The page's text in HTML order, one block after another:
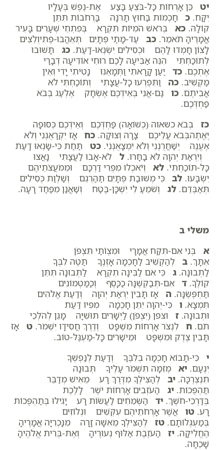
יט כֵּן אָרְחוֹת כָּל-בֹּצֵעַ בָּצַע אֶת-נֶפֶשׁ בְּעָלָיו
יִקָּח. כ חָכְמוֹת בַּחוּץ תָּרֹנָּה בָּרְחֹבוֹת תִּתֵּן
קוֹלָהּ. כא בְּרֹאשׁ הֹמִיּוֹת תִּקְרָא בְּפִתְחֵי שְׁעָרִים בָּעִיר
אֲמָרֶיהָ תֹאמֵר. כב עַד-מָתַי פְּתָיִם תְּאֵהֲבוּ-פֶתִיוְלֵצִים
לָצוֹן חָמְדוּ לָהֶם וּכְסִילִים יִשְׂנְאוּ-דָעַת. כג תָּשׁוּבוּ
לְתוֹכַחְתִּי הִנֵּה אַבִּיעָה לָכֶם רוּחִי אוֹדִיעָה דְבָרַי
אֶתְכֶם. כד יַעַן קָרָאתִי וַתְּמָאֵנוּ נָטִיתִי יָדִי וְאֵין
מַקְשִׁיב. כה וַתִּפְרְעוּ כָל-עֲצָתִי וְתוֹכַחְתִּי לֹא
אֲבִיתֶם. כו גַּם-אֲנִי בְּאֵידְכֶם אֶשְׂחָק אֶלְעַג בְּבֹא
פַחְדְּכֶם.
כז בְּבֹא כשאוה (כְשׁוֹאָה) פַּחְדְּכֶם וְאֵידְכֶם כְּסוּפָה
יֶאֱתֶהבְּבֹא עֲלֵיכֶם צָרָה וְצוּקָה. כח אָז יִקְרָאֻנְנִי וְלֹא
אֶעֱנֶה יְשַׁחֲרֻנְנִי וְלֹא יִמְצָאֻנְנִי. כט תַּחַת כִּי-שָׂנְאוּ דָעַת
וְיִרְאַת יְהוָה לֹא בָחָרוּ. ל לֹא-אָבוּ לַעֲצָתִי נָאֲצוּ
כָּל-תּוֹכַחְתִּי. לא וְיֹאכְלוּ מִפְּרִי דַרְכָּם וּמִמֹּעֲצֹתֵיהֶם
יִשְׂבָּעוּ. לב כִּי מְשׁוּבַת פְּתָיִם תַּהַרְגֵם וְשַׁלְוַת כְּסִילִים
תְּאַבְּדֵם. לג וְשֹׁמֵעַ לִי יִשְׁכָּן-בֶּטַח וְשַׁאֲנַן מִפַּחַד רָעָה.
משלי ב
א בְּנִי אִם-תִּקַּח אֲמָרָי וּמִצְו‍ֹתַי תִּצְפֹּן
אִתָּךְ. ב לְהַקְשִׁיב לַחָכְמָה אָזְנֶךָ תַּטֶּה לִבְּךָ
לַתְּבוּנָה. ג כִּי אִם לַבִּינָה תִקְרָא לַתְּבוּנָה תִּתֵּן
קוֹלֶךָ. ד אִם-תְּבַקְשֶׁנָּה כַכָּסֶף וְכַמַּטְמוֹנִים
תַּחְפְּשֶׂנָּה. ה אָז תָּבִין יִרְאַת יְהוָה וְדַעַת אֱלֹהִים
תִּמְצָא. ו כִּי-יְהוָה יִתֵּן חָכְמָה מִפִּיו דַּעַת
וּתְבוּנָה. ז וצפן (יִצְפֹּן) לַיְשָׁרִים תּוּשִׁיָּה מָגֵן לְהֹלְכֵי
תֹם. ח לִנְצֹר אָרְחוֹת מִשְׁפָּט וְדֶרֶךְ חֲסִידָו יִשְׁמֹר. ט אָז
תָּבִין צֶדֶק וּמִשְׁפָּט וּמֵישָׁרִים כָּל-מַעְגַּל-טוֹב.
י כִּי-תָבוֹא חָכְמָה בְלִבֶּךָ וְדַעַת לְנַפְשְׁךָ
יִנְעָם. יא מְזִמָּה תִּשְׁמֹר עָלֶיךָ תְּבוּנָה
תִנְצְרֶכָּה. יב לְהַצִּילְךָ מִדֶּרֶךְ רָע מֵאִישׁ מְדַבֵּר
תַּהְפֻּכוֹת. יג הַעֹזְבִים אָרְחוֹת יֹשֶׁר לָלֶכֶת
בְּדַרְכֵי-חֹשֶׁךְ. יד הַשְּׂמֵחִים לַעֲשׂוֹת רָע יָגִילוּ בְּתַהְפֻּכוֹת
רָע. טו אֲשֶׁר אָרְחֹתֵיהֶם עִקְּשִׁים וּנְלוֹזִים
בְּמַעְגְּלוֹתָם. טז לְהַצִּילְךָ מֵאִשָּׁה זָרָה מִנָּכְרִיָּה אֲמָרֶיהָ
הֶחֱלִיקָה. יז הַעֹזֶבֶת אַלּוּף נְעוּרֶיהָ וְאֶת-בְּרִית אֱלֹהֶיהָ
שָׁכֵחָה.